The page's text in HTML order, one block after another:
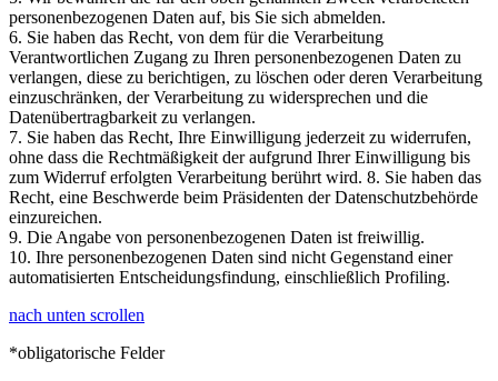
personenbezogenen Daten auf, bis Sie sich abmelden.
6. Sie haben das Recht, von dem für die Verarbeitung
Verantwortlichen Zugang zu Ihren personenbezogenen Daten zu
verlangen, diese zu berichtigen, zu löschen oder deren Verarbeitung
einzuschränken, der Verarbeitung zu widersprechen und die
Datenübertragbarkeit zu verlangen.
7. Sie haben das Recht, Ihre Einwilligung jederzeit zu widerrufen,
ohne dass die Rechtmäßigkeit der aufgrund Ihrer Einwilligung bis
zum Widerruf erfolgten Verarbeitung berührt wird. 8. Sie haben das
Recht, eine Beschwerde beim Präsidenten der Datenschutzbehörde
einzureichen.
9. Die Angabe von personenbezogenen Daten ist freiwillig.
10. Ihre personenbezogenen Daten sind nicht Gegenstand einer
automatisierten Entscheidungsfindung, einschließlich Profiling.
nach unten scrollen
*obligatorische Felder